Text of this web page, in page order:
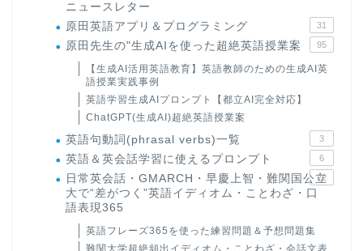
ニュースレター
原田英語アプリ＆プログラミング 31
原田先生の"生成AIを使った超絶英語授業案 95
【生成AI活用英語教育】英語教師のための生成AI英
語授業実践事例
英語学習生成AIプロンプト【都立AI完全対応】
ChatGPT(生成AI)超絶英語授業案
英語句動詞(phrasal verbs)一覧 3
英語＆英会話学習に使えるプロンプト 6
日常英会話・GMARCH・早慶上智・難関国公立
大で“差がつく”英語イディオム・ことわざ・口
語表現365
22
英語フレーズ365を使った練習問題＆予想問題集
難関大学超絶頻出イディオム・ことわざ・会話文表